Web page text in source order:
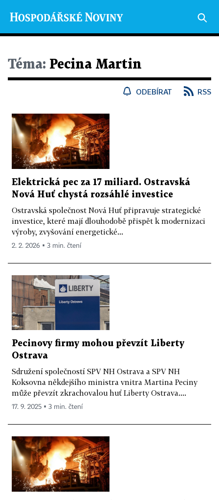
Téma: Pecina Martin
ODEBÍRAT RSS
Elektrická pec za 17 miliard. Ostravská
Nová Huť chystá rozsáhlé investice
Ostravská společnost Nová Huť připravuje strategické
investice, které mají dlouhodobě přispět k modernizaci
výroby, zvyšování energetické...
2. 2. 2026 ▪ 3 min. čtení
Pecinovy firmy mohou převzít Liberty
Ostrava
Sdružení společností SPV NH Ostrava a SPV NH
Koksovna někdejšího ministra vnitra Martina Peciny
může převzít zkrachovalou huť Liberty Ostrava....
17. 9. 2025 ▪ 3 min. čtení